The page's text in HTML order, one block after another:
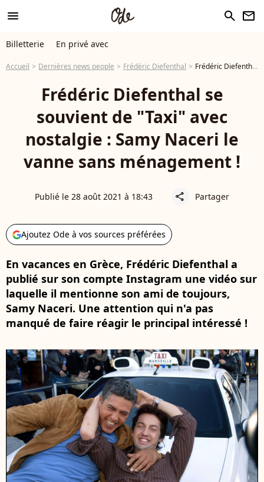
menu search newsletter
Billetterie En privé avec
Accueil Dernières news people Frédéric Diefenthal Frédéric Diefenthal se souvient de "Taxi" avec nostalgie : Samy Naceri le vanne sans ménagement !
Frédéric Diefenthal se
souvient de "Taxi" avec
nostalgie : Samy Naceri le
vanne sans ménagement !
Publié le 28 août 2021 à 18:43 share Partager
Ajoutez Ode à vos sources préférées
En vacances en Grèce, Frédéric Diefenthal a
publié sur son compte Instagram une vidéo sur
laquelle il mentionne son ami de toujours,
Samy Naceri. Une attention qui n'a pas
manqué de faire réagir le principal intéressé !